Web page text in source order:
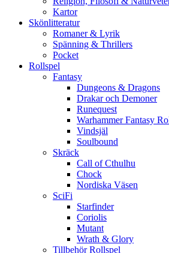
Kartor
Skönlitteratur
Romaner & Lyrik
Spänning & Thrillers
Pocket
Rollspel
Fantasy
Dungeons & Dragons
Drakar och Demoner
Runequest
Warhammer Fantasy
Vindsjäl
Soulbound
Skräck
Call of Cthulhu
Chock
Nordiska Väsen
SciFi
Starfinder
Coriolis
Mutant
Wrath & Glory
Tillbehör Rollspel